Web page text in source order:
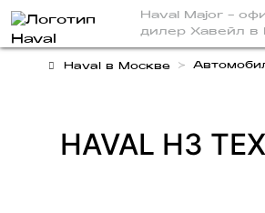
Haval Major -
дилер Хавейл в
Haval в Москве
HAVAL H3